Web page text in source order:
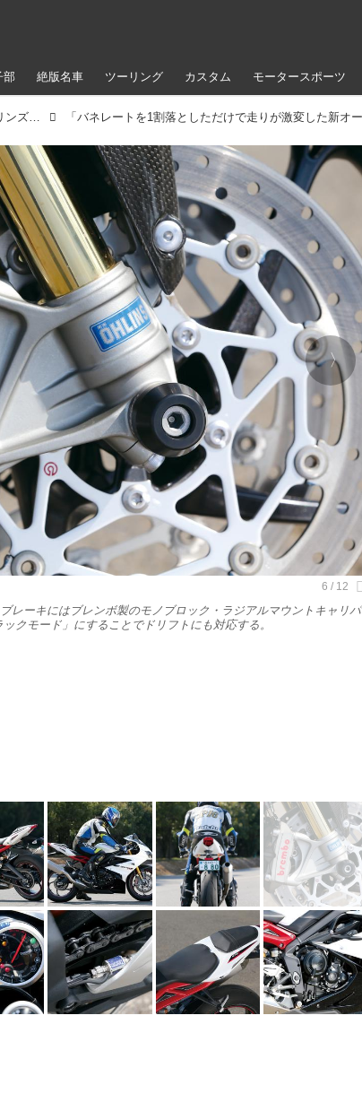
部 絶版名車 ツーリング カスタム モータースポーツ
バネレートを1割落としただけで走りが激変した新オーリンズ『TRIUMPH DAYTONA675R』（2014年）
レーキにはブレンボ製のモノブロック・ラジアルマウントキャリパ
クモード」にすることでドリフトにも対応する。